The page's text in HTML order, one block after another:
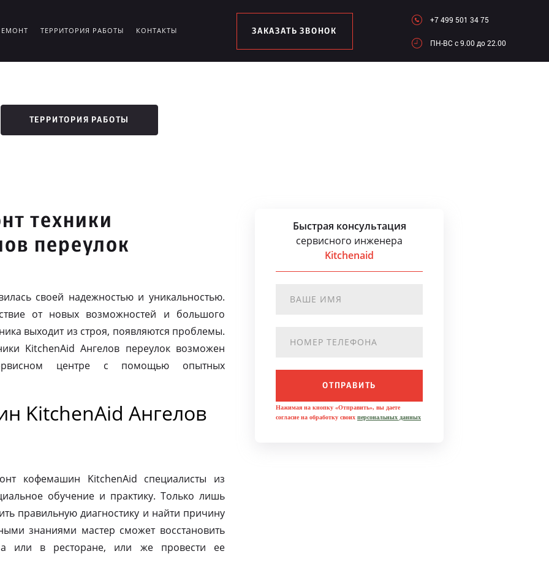
ТЕРРИТОРИЯ РАБОТЫ КОНТАКТЫ ЗАКАЗАТЬ ЗВОНОК
+7 499 501 34 75
ПН-ВC c 9.00 до 22.00
ТЕРРИТОРИЯ РАБОТЫ
техники
переулок
своей надежностью и уникальностью.
от новых возможностей и большого
выходит из строя, появляются проблемы.
KitchenAid Ангелов переулок возможен
центре с помощью опытных
KitchenAid Ангелов
кофемашин KitchenAid специалисты из
обучение и практику. Только лишь
правильную диагностику и найти причину
знаниями мастер сможет восстановить
или в ресторане, или же провести ее
Быстрая консультация
сервисного инженера
Kitchenaid
ОТПРАВИТЬ
Нажимая на кнопку «Отправить», вы даете
согласие на обработку своих персональных данных